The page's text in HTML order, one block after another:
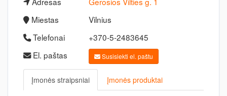
Miestas
Vilnius
Telefonai
+370-5-2483645
El. paštas
Susisiekti el. paštu
Įmonės straipsniai Įmonės produktai